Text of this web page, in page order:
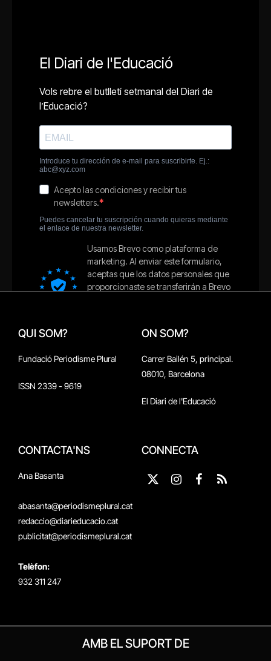
QUI SOM?
Fundació Periodisme Plural
ISSN 2339 - 9619
ON SOM?
Carrer Bailén 5, principal.
08010, Barcelona
El Diari de l'Educació
CONTACTA'NS
Ana Basanta
abasanta@periodismeplural.cat
redaccio@diarieducacio.cat
publicitat@periodismeplural.cat
Telèfon:
932 311 247
CONNECTA
X
Instagram
Facebook
RSS
AMB EL SUPORT DE